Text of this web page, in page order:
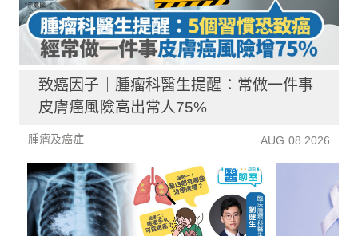
致癌因子｜腫瘤科醫生提醒：常做一件事
皮膚癌風險高出常人75%
腫瘤及癌症 AUG 08 2026